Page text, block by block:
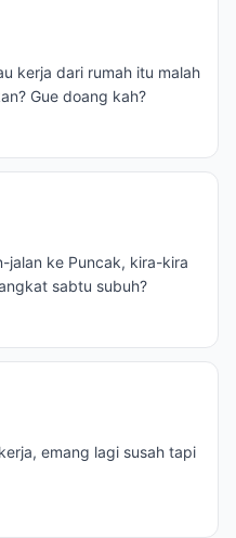
kerja dari rumah itu malah
Gue doang kah?
jalan ke Puncak, kira-kira
sabtu subuh?
emang lagi susah tapi